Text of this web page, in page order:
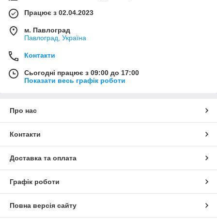
Працює з 02.04.2023
м. Павлоград
Павлоград, Україна
Контакти
Сьогодні працює з 09:00 до 17:00
Показати весь графік роботи
Про нас
Контакти
Доставка та оплата
Графік роботи
Повна версія сайту